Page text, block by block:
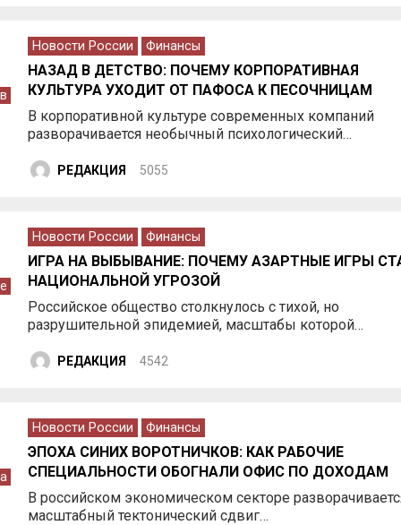
Новости России Финансы
НАЗАД В ДЕТСТВО: ПОЧЕМУ КОРПОРАТИВНАЯ
КУЛЬТУРА УХОДИТ ОТ ПАФОСА К ПЕСОЧНИЦАМ
В корпоративной культуре современных компаний
разворачивается необычный психологический…
РЕДАКЦИЯ 5055
Новости России Финансы
ИГРА НА ВЫБЫВАНИЕ: ПОЧЕМУ АЗАРТНЫЕ ИГРЫ
НАЦИОНАЛЬНОЙ УГРОЗОЙ
Российское общество столкнулось с тихой, но
разрушительной эпидемией, масштабы которой…
РЕДАКЦИЯ 4542
Новости России Финансы
ЭПОХА СИНИХ ВОРОТНИЧКОВ: КАК РАБОЧИЕ
СПЕЦИАЛЬНОСТИ ОБОГНАЛИ ОФИС ПО ДОХОДАМ
В российском экономическом секторе
масштабный тектонический сдвиг…